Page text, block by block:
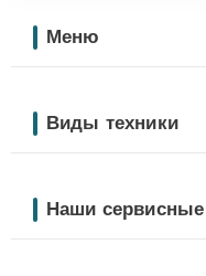
Меню
Виды техники
Наши